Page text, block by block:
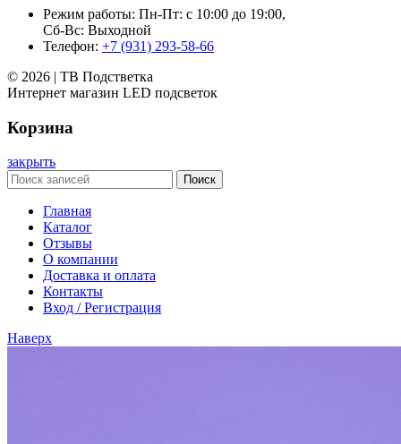
Режим работы: Пн-Пт: с 10:00 до 19:00,
Сб-Вс: Выходной
Телефон: +7 (931) 293-58-66
© 2026 | ТВ Подстветка
Интернет магазин LED подсветок
Корзина
закрыть
Поиск
Главная
Каталог
Отзывы
О компании
Доставка и оплата
Контакты
Вход / Регистрация
Наверх